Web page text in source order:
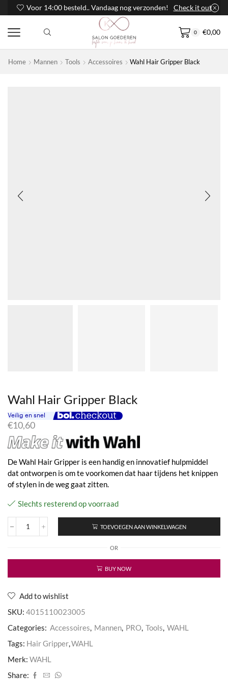
Voor 14:00 besteld.. Vandaag nog verzonden! Check it out
0 €0,00
Home Mannen Tools Accessoires Wahl Hair Gripper Black
Wahl Hair Gripper Black
€10,60
De Wahl Hair Gripper is een handig en innovatief hulpmiddel
dat ontworpen is om te voorkomen dat haar tijdens het knippen
of stylen in de weg gaat zitten.
Slechts resterend op voorraad
Wahl
Black
TOEVOEGEN AAN WINKELWAGEN
OR
BUY NOW
Add to wishlist
SKU: 4015110023005
Categories: Accessoires, Mannen, PRO, Tools, WAHL
Tags: Hair Gripper,WAHL
Merk: WAHL
Share: